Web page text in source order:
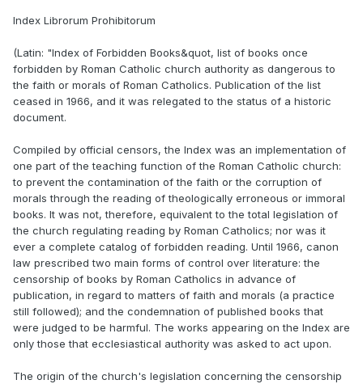
Index Librorum Prohibitorum
(Latin: "Index of Forbidden Books&quot, list of books once
forbidden by Roman Catholic church authority as dangerous to
the faith or morals of Roman Catholics. Publication of the list
ceased in 1966, and it was relegated to the status of a historic
document.
Compiled by official censors, the Index was an implementation of
one part of the teaching function of the Roman Catholic church:
to prevent the contamination of the faith or the corruption of
morals through the reading of theologically erroneous or immoral
books. It was not, therefore, equivalent to the total legislation of
the church regulating reading by Roman Catholics; nor was it
ever a complete catalog of forbidden reading. Until 1966, canon
law prescribed two main forms of control over literature: the
censorship of books by Roman Catholics in advance of
publication, in regard to matters of faith and morals (a practice
still followed); and the condemnation of published books that
were judged to be harmful. The works appearing on the Index are
only those that ecclesiastical authority was asked to act upon.
The origin of the church's legislation concerning the censorship